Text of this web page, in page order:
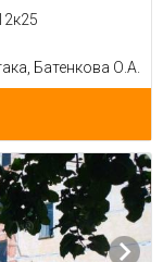
Батенкова О.А.